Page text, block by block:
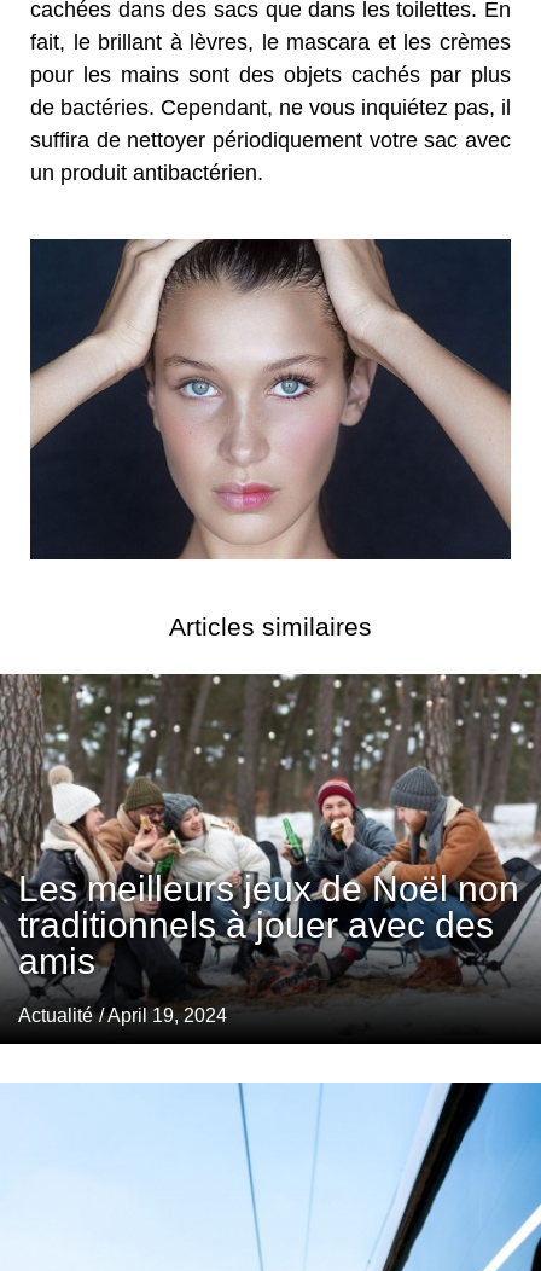
cachées dans des sacs que dans les toilettes. En
fait, le brillant à lèvres, le mascara et les crèmes
pour les mains sont des objets cachés par plus
de bactéries. Cependant, ne vous inquiétez pas, il
suffira de nettoyer périodiquement votre sac avec
un produit antibactérien.
Articles similaires
Les meilleurs jeux de Noël non
traditionnels à jouer avec des
amis
Actualité / April 19, 2024